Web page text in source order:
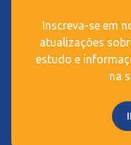
Inscreva-se em
atualizações
estudo e
na